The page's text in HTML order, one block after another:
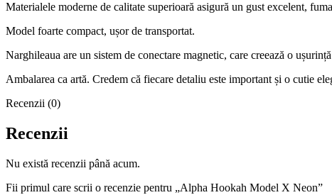
Materialele moderne de calitate superioară asigură un gust excelent,
Model foarte compact, ușor de transportat.
Narghileaua are un sistem de conectare magnetic, care creează o
Ambalarea ca artă. Credem că fiecare detaliu este important și o cutie
Recenzii (0)
Recenzii
Nu există recenzii până acum.
Fii primul care scrii o recenzie pentru „Alpha Hookah Model X Neon”